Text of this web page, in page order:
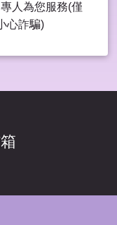
⼈為您服務(僅
⼼詐騙)